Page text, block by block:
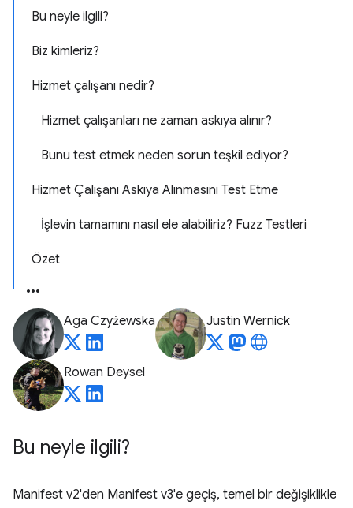
Bu neyle ilgili?
Biz kimleriz?
Hizmet çalışanı nedir?
Hizmet çalışanları ne zaman askıya alınır?
Bunu test etmek neden sorun teşkil ediyor?
Hizmet Çalışanı Askıya Alınmasını Test Etme
İşlevin tamamını nasıl ele alabiliriz? Fuzz Testleri
Özet
Aga Czyżewska Justin Wernick
Rowan Deysel
Bu neyle ilgili?
Manifest v2'den Manifest v3'e geçiş, temel bir değişiklikle